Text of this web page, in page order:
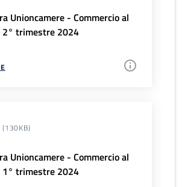
Unioncamere - Commercio al
trimestre 2024
(130KB)
Unioncamere - Commercio al
trimestre 2024